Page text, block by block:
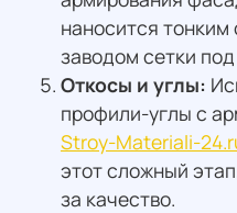
наносится
заводом сетки
Откосы и углы:
профили-углы с
Stroy-Materiali-
этот сложный
за качество.